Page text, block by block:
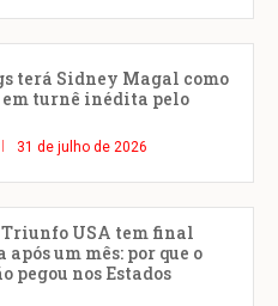
terá Sidney Magal como
turnê inédita pelo
31 de julho de 2026
USA tem final
um mês: por que o
pegou nos Estados